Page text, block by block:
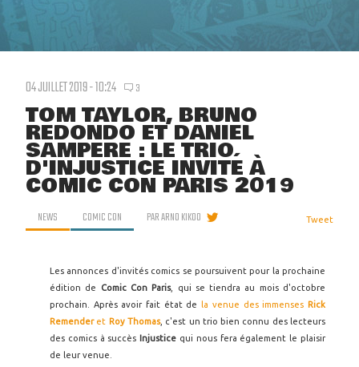
04 JUILLET 2019 - 10:24 3
TOM TAYLOR, BRUNO
REDONDO ET DANIEL
SAMPERE : LE TRIO
D'INJUSTICE INVITÉ À
COMIC CON PARIS 2019
NEWS COMIC CON PARARNO KIKOO Tweet
Les annonces d'invités comics se poursuivent pour la prochaine
édition de
Comic Con Paris, qui se tiendra au mois d'octobre
prochain. Après avoir fait état de la venue des immensesRick
Remender et Roy Thomas, c'est un trio bien connu des lecteurs
des comics à succès Injustice qui nous fera également le plaisir
de leur venue.